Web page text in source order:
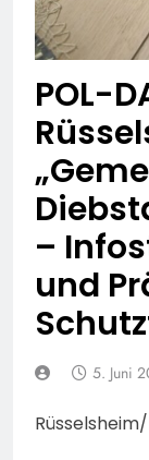
POL-
–
und
5. Juni